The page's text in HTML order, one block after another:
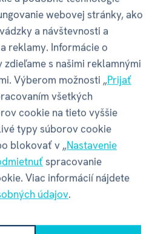
65 mm
115 mm
webovej stránky, ako
a návštevnosti a
reklamy. Informácie o
zdieľame s našimi reklamnými
Výberom možnosti „Prijať
všetkých
cookie na tieto vyššie
typy súborov cookie
blokovať v „Nastavenie
spracovanie
Viac informácií nájdete
údajov.